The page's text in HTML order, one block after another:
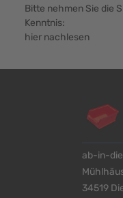
Bitte nehmen Sie die
Kenntnis:
hier nachlesen
ab-in-
34519